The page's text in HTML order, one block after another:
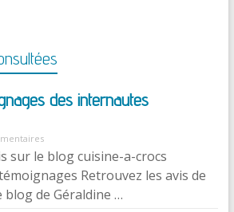
des internautes
sur le blog cuisine-a-crocs
Retrouvez les avis de
de Géraldine …